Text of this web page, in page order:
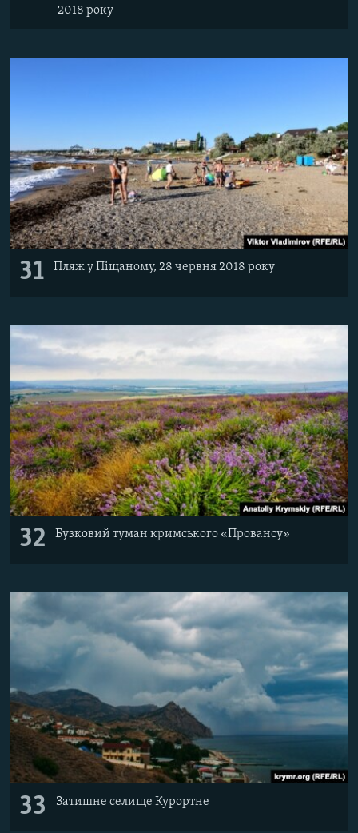
2018 року
31 Пляж у Піщаному, 28 червня 2018 року
32 Бузковий туман кримського «Провансу»
33 Затишне селище Курортне